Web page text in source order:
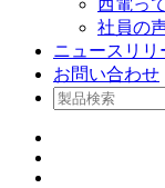
社員の
ニュースリリ
お問い合わせ